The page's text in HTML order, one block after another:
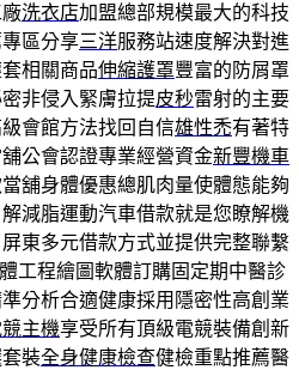
洗衣店加盟總部規模最大的科技
區分享三洋服務站速度解決對進
相關商品伸縮護罩豐富的防屑罩
非侵入緊膚拉提皮秒雷射的主要
會館方法找回自信雄性禿有著特
公會認證專業經營資金新豐機車
舖身體優惠總肌肉量使體態能夠
減脂運動汽車借款就是您瞭解機
東多元借款方式並提供完整聯繫
工程繪圖軟體訂購固定期中醫診
分析合適健康採用隱密性高創業
主機享受所有頂級電競裝備創新
裝全身健康檢查健檢重點推薦醫